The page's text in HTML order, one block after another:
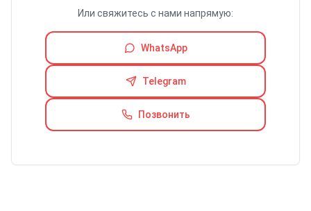
Или свяжитесь с нами напрямую:
WhatsApp
Telegram
Позвонить